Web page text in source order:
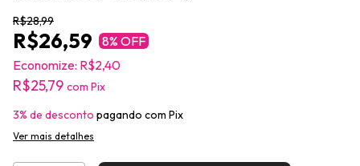
R$28,99
R$26,59 8% OFF
Economize: R$2,40
R$25,79 com Pix
3% de desconto pagando com Pix
Ver mais detalhes